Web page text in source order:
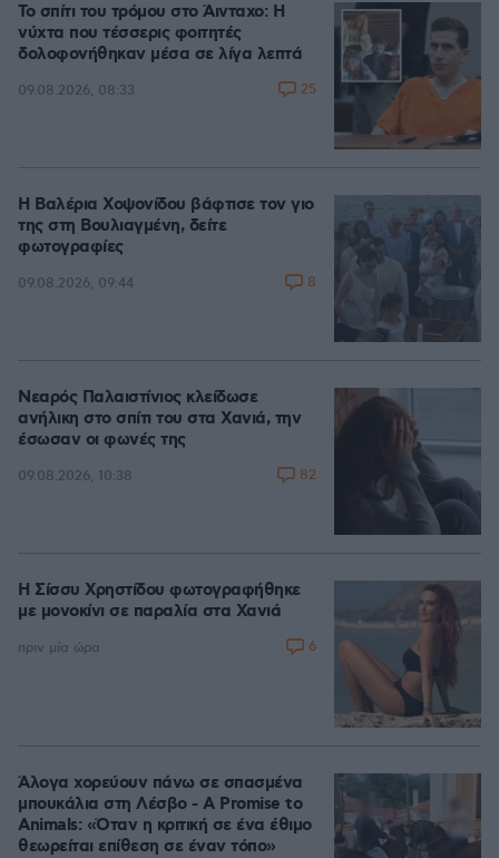
Το σπίτι του τρόμου στο Άινταχο: Η
νύχτα που τέσσερις φοιτητές
δολοφονήθηκαν μέσα σε λίγα λεπτά
09.08.2026, 08:33 25
Η Βαλέρια Χοψονίδου βάφτισε τον γιο
της στη Βουλιαγμένη, δείτε
φωτογραφίες
09.08.2026, 09:44 8
Νεαρός Παλαιστίνιος κλείδωσε
ανήλικη στο σπίτι του στα Χανιά, την
έσωσαν οι φωνές της
09.08.2026, 10:38 82
Η Σίσσυ Χρηστίδου φωτογραφήθηκε
με μονοκίνι σε παραλία στα Χανιά
πριν μία ώρα 6
Άλογα χορεύουν πάνω σε σπασμένα
μπουκάλια στη Λέσβο - A Promise to
Animals: «Όταν η κριτική σε ένα έθιμο
θεωρείται επίθεση σε έναν τόπο»